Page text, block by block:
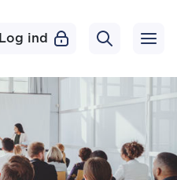
Log ind